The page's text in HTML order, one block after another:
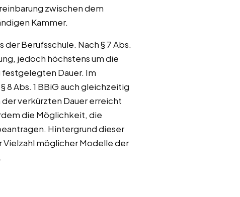
zwischen dem
Kammer.
Berufsschule. Nach § 7 Abs.
jedoch höchstens um die
Dauer. Im
Abs. 1 BBiG auch gleichzeitig
der verkürzten Dauer erreicht
die Möglichkeit, die
Hintergrund dieser
Vielzahl möglicher Modelle der